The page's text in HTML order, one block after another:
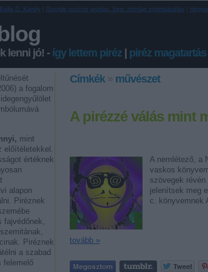
Balla D. Károly| Google pozíció javítás. Seo: honlap optimalizálás|
lenni jó! - így lettem piréz| piréz magatartás|
a fogalom
mint
előítéletekkel.
értéknek
alapon
Piréznek
fajvédőnek,
Piréznek
a szabad
felemelő
Címkék» művészet
A pirézzé válás mint
A nemlétező, a
vaskos
szövegek
jelenítsek meg
c. könyvemnek
tovább »